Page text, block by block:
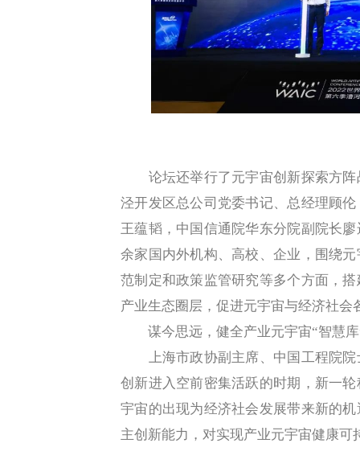
论坛还举行了元宇宙创新探索方阵
泾开发区总公司党委书记、总经理顾
王蕴韬，中国信通院华东分院副院长
余家国内外机构、高校、企业，围绕
范制定和政策监管研究等多个方面，
产业生态圈层，促进元宇宙与经济社会
谋今思远，健全产业元宇宙“智慧
上海市政协副主席、中国工程院院
创新进入空前密集活跃的时期，新一
宇宙的出现为经济社会发展带来新的
主创新能力，对实现产业元宇宙健康可